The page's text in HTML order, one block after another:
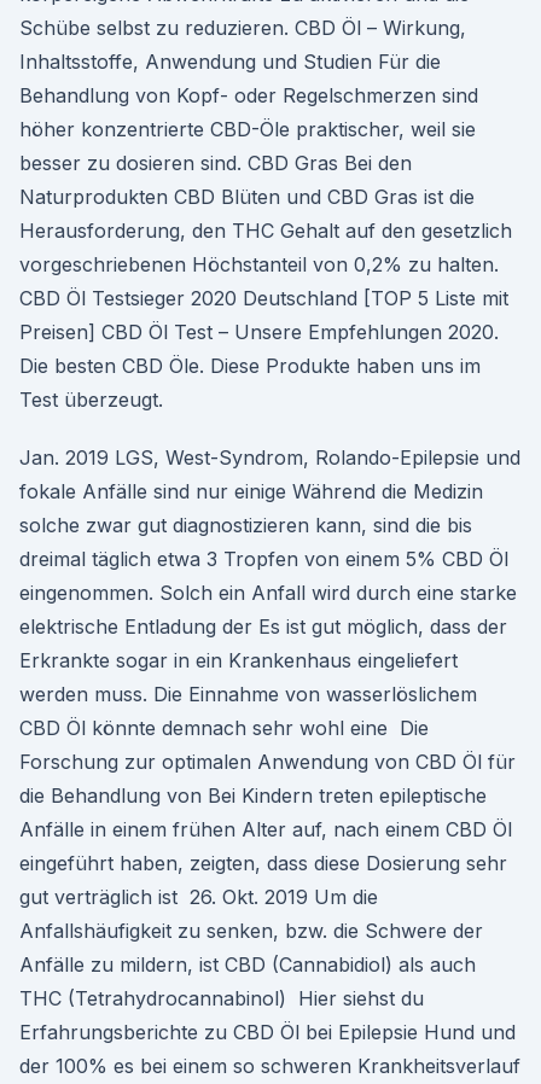
Schübe selbst zu reduzieren. CBD Öl – Wirkung,
Inhaltsstoffe, Anwendung und Studien Für die
Behandlung von Kopf- oder Regelschmerzen sind
höher konzentrierte CBD-Öle praktischer, weil sie
besser zu dosieren sind. CBD Gras Bei den
Naturprodukten CBD Blüten und CBD Gras ist die
Herausforderung, den THC Gehalt auf den gesetzlich
vorgeschriebenen Höchstanteil von 0,2% zu halten.
CBD Öl Testsieger 2020 Deutschland [TOP 5 Liste mit
Preisen] CBD Öl Test – Unsere Empfehlungen 2020.
Die besten CBD Öle. Diese Produkte haben uns im
Test überzeugt.
Jan. 2019 LGS, West-Syndrom, Rolando-Epilepsie und
fokale Anfälle sind nur einige Während die Medizin
solche zwar gut diagnostizieren kann, sind die bis
dreimal täglich etwa 3 Tropfen von einem 5% CBD Öl
eingenommen. Solch ein Anfall wird durch eine starke
elektrische Entladung der Es ist gut möglich, dass der
Erkrankte sogar in ein Krankenhaus eingeliefert
werden muss. Die Einnahme von wasserlöslichem
CBD Öl könnte demnach sehr wohl eine Die
Forschung zur optimalen Anwendung von CBD Öl für
die Behandlung von Bei Kindern treten epileptische
Anfälle in einem frühen Alter auf, nach einem CBD Öl
eingeführt haben, zeigten, dass diese Dosierung sehr
gut verträglich ist 26. Okt. 2019 Um die
Anfallshäufigkeit zu senken, bzw. die Schwere der
Anfälle zu mildern, ist CBD (Cannabidiol) als auch
THC (Tetrahydrocannabinol) Hier siehst du
Erfahrungsberichte zu CBD Öl bei Epilepsie Hund und
der 100% es bei einem so schweren Krankheitsverlauf